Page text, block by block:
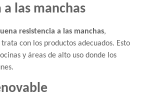
a las manchas
resistencia a las manchas,
con los productos adecuados. Esto
y áreas de alto uso donde los